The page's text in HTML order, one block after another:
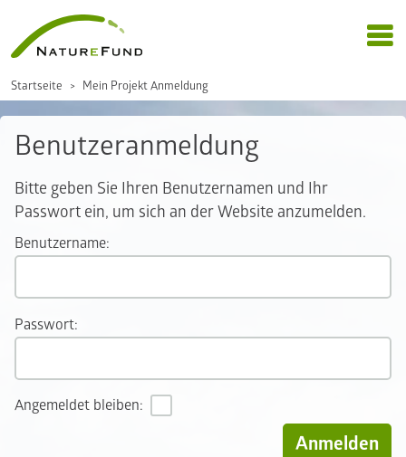
Startseite Mein Projekt Anmeldung
Benutzeranmeldung
Bitte geben Sie Ihren Benutzernamen und Ihr
Passwort ein, um sich an der Website anzumelden.
Benutzername:
Passwort:
Angemeldet bleiben: